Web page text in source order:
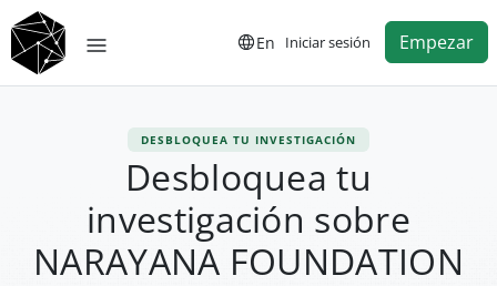
En Iniciar sesión Empezar
DESBLOQUEA TU INVESTIGACIÓN
Desbloquea tu
investigación sobre
NARAYANA FOUNDATION